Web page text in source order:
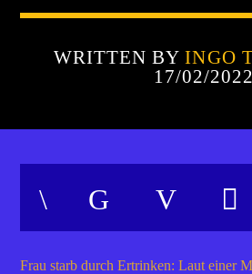
WRITTEN BYINGO
17/02/2022
Frau starb durch Ertrinken: Laut einer